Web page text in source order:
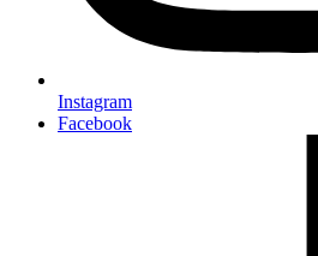
Instagram
Facebook